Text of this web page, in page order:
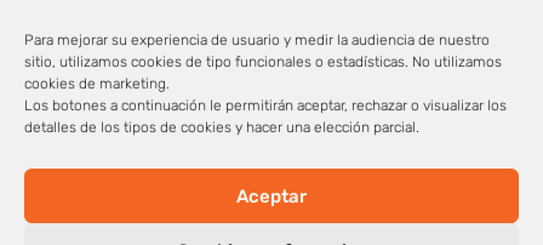
Para mejorar su experiencia de usuario y medir la audiencia de nuestro
sitio, utilizamos cookies de tipo funcionales o estadísticas. No utilizamos
cookies de marketing.
Los botones a continuación le permitirán aceptar, rechazar o visualizar los
detalles de los tipos de cookies y hacer una elección parcial.
Aceptar
Nuestros compañeros
La Glass Vallée
Cosmetic Valley